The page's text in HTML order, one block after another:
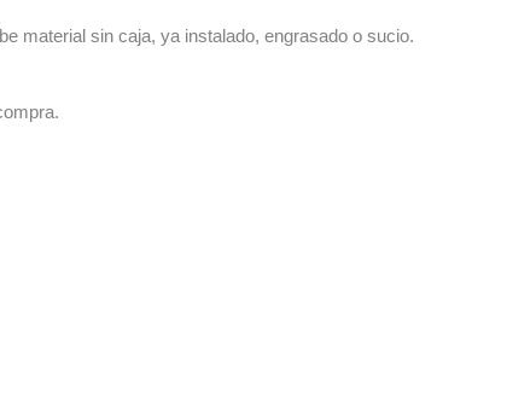
material sin caja, ya instalado, engrasado o sucio.